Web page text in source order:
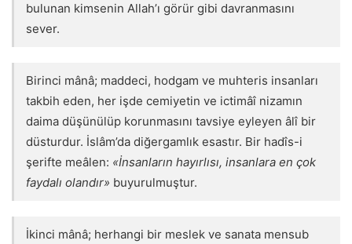
bulunan kimsenin Allah’ı görür gibi davranmasını
sever.
Birinci mânâ; maddeci, hodgam ve muhteris insanları
takbih eden, her işde cemiyetin ve ictimâî nizamın
daima düşünülüp korunmasını tavsiye eyleyen âlî bir
düsturdur. İslâm’da diğergamlık esastır. Bir hadîs-i
şerifte meâlen: «İnsanların hayırlısı, insanlara en çok
faydalı olandır» buyurulmuştur.
İkinci mânâ; herhangi bir meslek ve sanata mensub